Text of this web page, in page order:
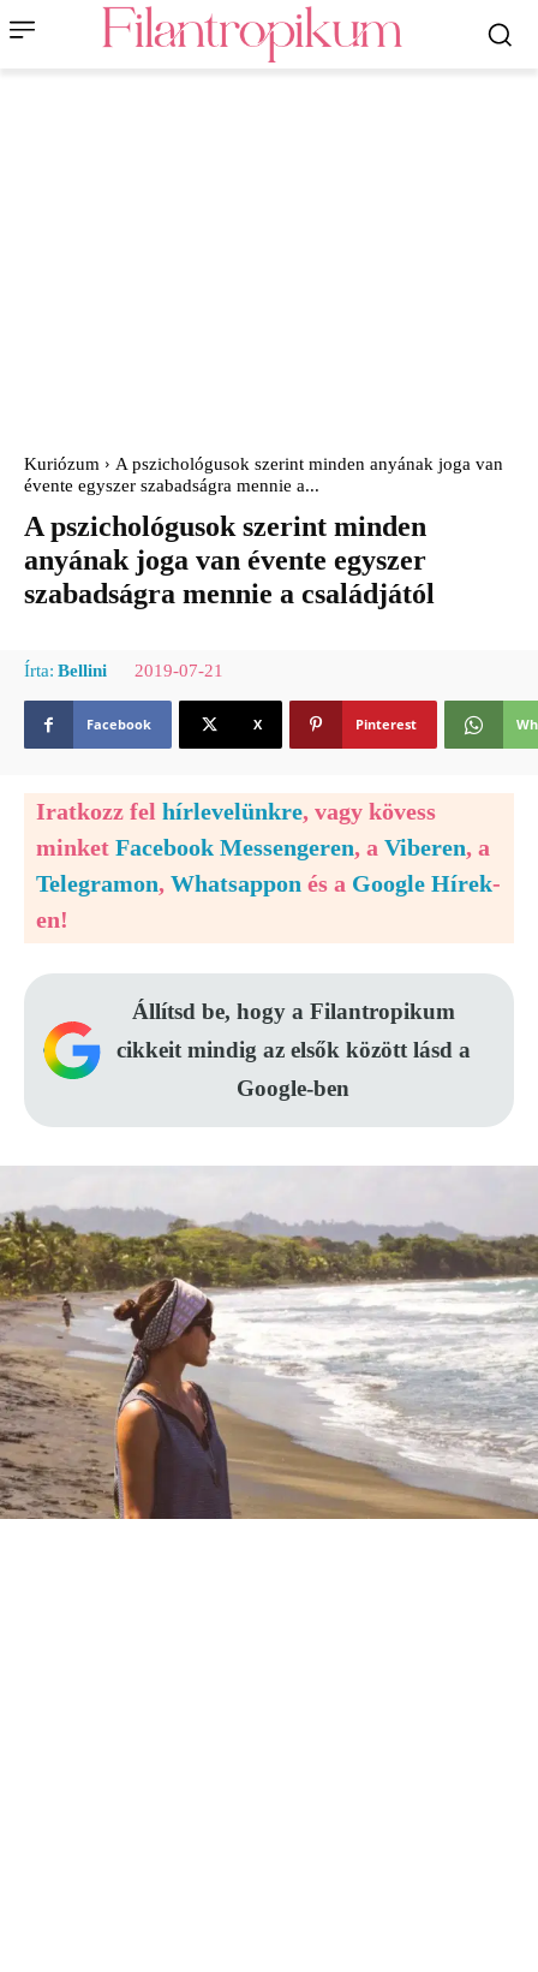
Kuriózum
A pszichológusok szerint minden anyának joga van
évente egyszer szabadságra mennie a...
A pszichológusok szerint minden
anyának joga van évente egyszer
szabadságra mennie a családjától
Írta: Bellini 2019-07-21
Facebook X Pinterest
Iratkozz fel hírlevelünkre, vagy kövess
minket Facebook Messengeren, a Viberen, a
Telegramon, Whatsappon és a Google Hírek-
en!
Állítsd be, hogy a Filantropikum
cikkeit mindig az elsők között lásd a
Google-ben